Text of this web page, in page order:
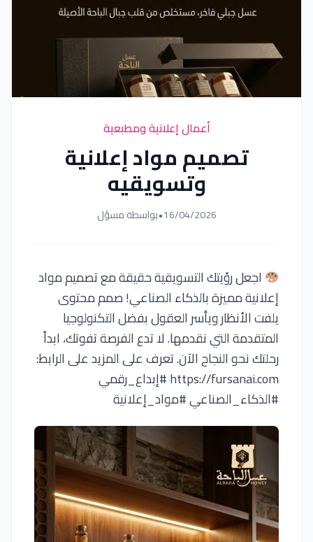
أعمال إعلانية ومطبعية
تصميم مواد إعلانية
وتسويقيه
16/04/2026
•بواسطة مسؤل
اجعل رؤيتك التسويقية حقيقة مع تصميم مواد
إعلانية مميزة بالذكاء الصناعي! صمم محتوى
يلفت الأنظار ويأسر العقول بفضل التكنولوجيا
المتقدمة التي نقدمها. لا تدع الفرصة تفوتك، ابدأ
رحلتك نحو النجاح الآن. تعرف على المزيد على الرابط:
https://fursanai.com #إبداع_رقمي
#الذكاء_الصناعي #مواد_إعلانية